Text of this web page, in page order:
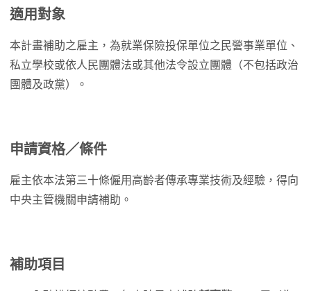
適用對象
本計畫補助之雇主，為就業保險投保單位之民營事業單位、
私立學校或依人民團體法或其他法令設立團體（不包括政治
團體及政黨）。
申請資格／條件
雇主依本法第三十條僱用高齡者傳承專業技術及經驗，得向
中央主管機關申請補助。
補助項目